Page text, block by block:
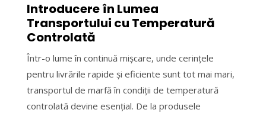
Introducere în Lumea
Transportului cu Temperatură
Controlată
Într-o lume în continuă mișcare, unde cerințele
pentru livrările rapide și eficiente sunt tot mai mari,
transportul de marfă în condiții de temperatură
controlată devine esențial. De la produsele